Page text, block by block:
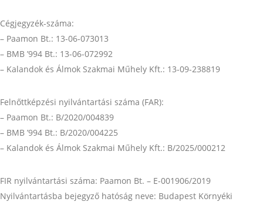
Cégjegyzék-száma:
– Paamon Bt.: 13-06-073013
– BMB ’994 Bt.: 13-06-072992
– Kalandok és Álmok Szakmai Műhely Kft.: 13-09-238819
Felnőttképzési nyilvántartási száma (FAR):
– Paamon Bt.: B/2020/004839
– BMB ’994 Bt.: B/2020/004225
– Kalandok és Álmok Szakmai Műhely Kft.: B/2025/000212
FIR nyilvántartási száma: Paamon Bt. – E-001906/2019
Nyilvántartásba bejegyző hatóság neve: Budapest Környéki